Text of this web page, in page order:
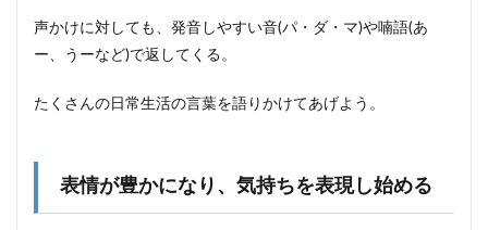
声かけに対しても、発音しやすい音(パ・ダ・マ)や喃語(あ
ー、うーなど)で返してくる。
たくさんの日常生活の言葉を語りかけてあげよう。
表情が豊かになり、気持ちを表現し始める